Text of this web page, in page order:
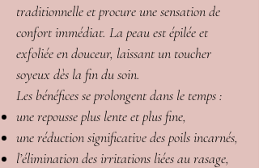
traditionnelle et procure une sensation de
confort immédiat. La peau est épi­l­ée et
exfoliée en douceur, laissant un toucher
soyeux dès la fin du soin.
Les bénéfices se prolongent dans le temps :
une repousse plus lente et plus fine,
une réduction significative des poils incarnés,
l’élimination des irritations liées au rasage,